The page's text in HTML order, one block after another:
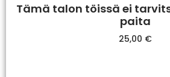
Tämä talon töissä ei
paita
25,00 €